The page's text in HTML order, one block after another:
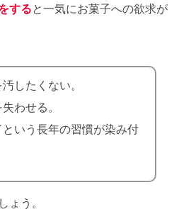
すると一気にお菓子への欲求が
したくない。
わせる。
いう長年の習慣が染み付
ょう。